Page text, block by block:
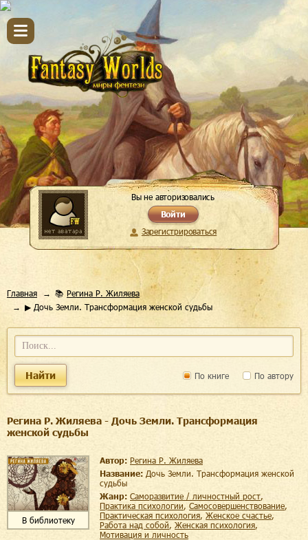
Вы не авторизовались
Войти
Зарегистрироваться
Главная 📚 Регина Р. Жиляева
▶ Дочь Земли. Трансформация женской судьбы
По книге По автору
Найти
Регина Р. Жиляева - Дочь Земли. Трансформация
женской судьбы
В библиотеку
Автор: Регина Р. Жиляева
Название: Дочь Земли. Трансформация женской
судьбы
Жанр:
саморазвитие / личностный рост,
практика психологии, самосовершенствование,
практическая психология, женское счастье,
работа над собой, женская психология,
мотивация и личность